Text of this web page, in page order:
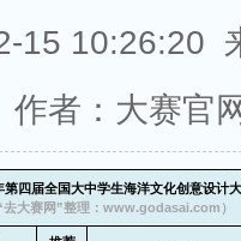
15 10:26:20
作者：大赛官
第四届全国大中学生海洋文化创意设计
“去大赛网”整理：www.godasai.com）